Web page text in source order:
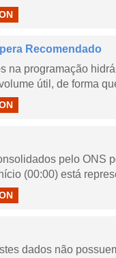
Recomendado
na programação
útil, de forma
pelo ONS
(00:00) está
dados não